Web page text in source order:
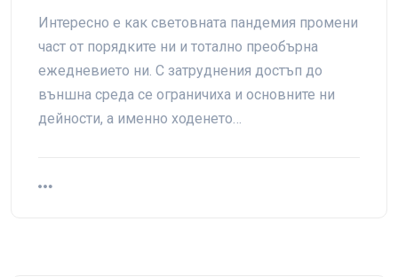
Интересно е как световната пандемия промени
част от порядките ни и тотално преобърна
ежедневието ни. С затруднения достъп до
външна среда се ограничиха и основните ни
дейности, а именно ходенето…